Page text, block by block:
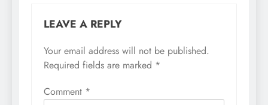
LEAVE A REPLY
Your email address will not be published.
Required fields are marked *
Comment *